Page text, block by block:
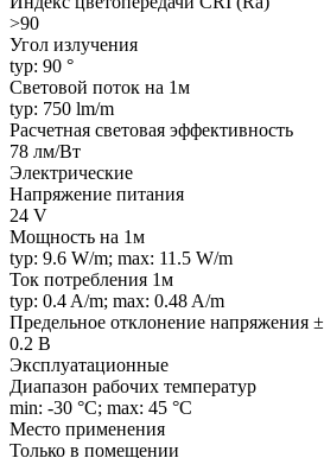
>90
Угол излучения
typ: 90 °
Световой поток на 1м
typ: 750 lm/m
Расчетная световая эффективность
78 лм/Вт
Электрические
Напряжение питания
24 V
Мощность на 1м
typ: 9.6 W/m; max: 11.5 W/m
Ток потребления 1м
typ: 0.4 A/m; max: 0.48 A/m
Предельное отклонение напряжения ±
0.2 В
Эксплуатационные
Диапазон рабочих температур
min: -30 °C; max: 45 °C
Место применения
Только в помещении